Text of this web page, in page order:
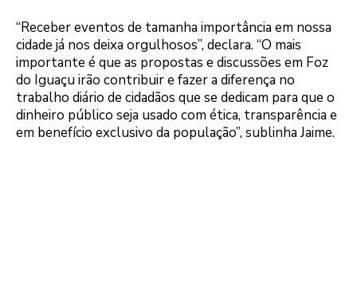
“Receber eventos de tamanha importância em nossa
cidade já nos deixa orgulhosos”, declara. “O mais
importante é que as propostas e discussões em Foz
do Iguaçu irão contribuir e fazer a diferença no
trabalho diário de cidadãos que se dedicam para que o
dinheiro público seja usado com ética, transparência e
em benefício exclusivo da população”, sublinha Jaime.